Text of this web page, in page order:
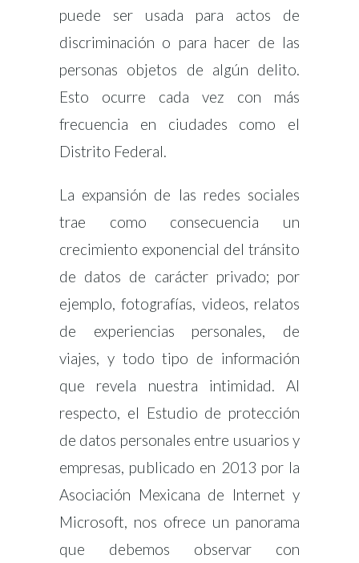
puede ser usada para actos de
discriminación o para hacer de las
personas objetos de algún delito.
Esto ocurre cada vez con más
frecuencia en ciudades como el
Distrito Federal.
La expansión de las redes sociales
trae como consecuencia un
crecimiento exponencial del tránsito
de datos de carácter privado; por
ejemplo, fotografías, videos, relatos
de experiencias personales, de
viajes, y todo tipo de información
que revela nuestra intimidad. Al
respecto, el Estudio de protección
de datos personales entre usuarios y
empresas, publicado en 2013 por la
Asociación Mexicana de Internet y
Microsoft, nos ofrece un panorama
que debemos observar con